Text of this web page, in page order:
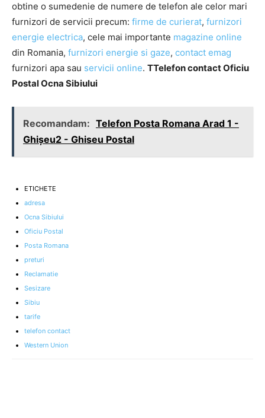
obtine o sumedenie de numere de telefon ale celor mari
furnizori de servicii precum: firme de curierat, furnizori
energie electrica, cele mai importante magazine online
din Romania, furnizori energie si gaze, contact emag
furnizori apa sau servicii online. TTelefon contact Oficiu
Postal Ocna Sibiului
Recomandam: Telefon Posta Romana Arad 1 -
Ghişeu2 - Ghiseu Postal
ETICHETE
adresa
Ocna Sibiului
Oficiu Postal
Posta Romana
preturi
Reclamatie
Sesizare
Sibiu
tarife
telefon contact
Western Union